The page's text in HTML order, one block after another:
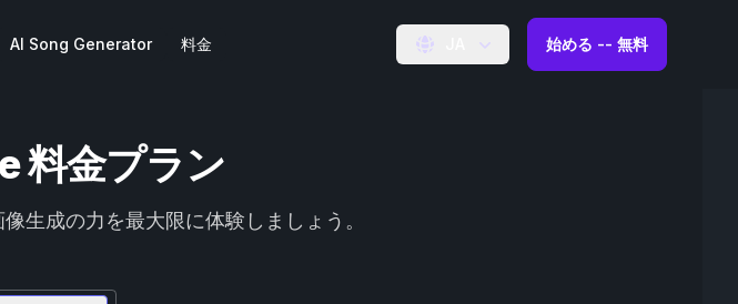
AI Song Generator 料金 始める -- 無料
料金プラン
生成の力を最大限に体験しましょう。